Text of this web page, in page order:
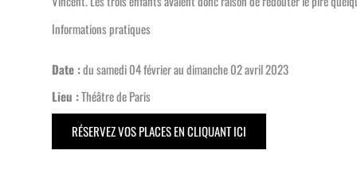
Informations pratiques
Date :du samedi 04 février au dimanche 02 avril 2023
Lieu :Théâtre de Paris
RÉSERVEZ VOS PLACES EN CLIQUANT ICI